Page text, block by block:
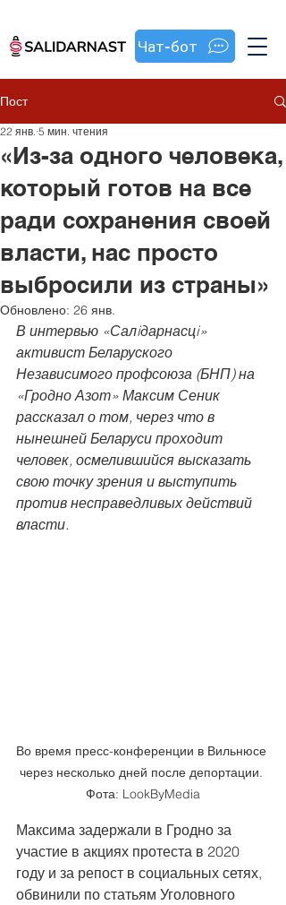
Чат-бот
Пост
«Из-за одного человека,
который готов на все
ради сохранения своей
власти, нас просто
выбросили из страны»
22 янв. 5 мин. чтения
Обновлено: 26 янв.
В интервью «Салiдарнасцi»
активист Беларуского
Независимого профсоюза (БНП) на
«Гродно Азот» Максим Сеник
рассказал о том, через что в
нынешней Беларуси проходит
человек, осмелившийся высказать
свою точку зрения и выступить
против несправедливых действий
власти.
Во время пресс-конференции в Вильнюсе
через несколько дней после депортации.
Фота: LookByMedia
Максима задержали в Гродно за
участие в акциях протеста в 2020
году и за репост в социальных сетях,
обвинили по статьям Уголовного